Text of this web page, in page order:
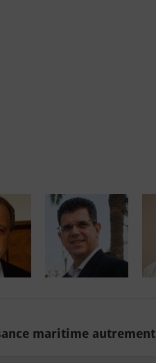
maritime autrement